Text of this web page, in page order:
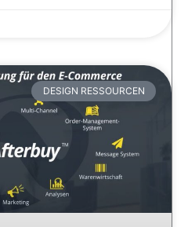
DESIGN RESSOURCEN